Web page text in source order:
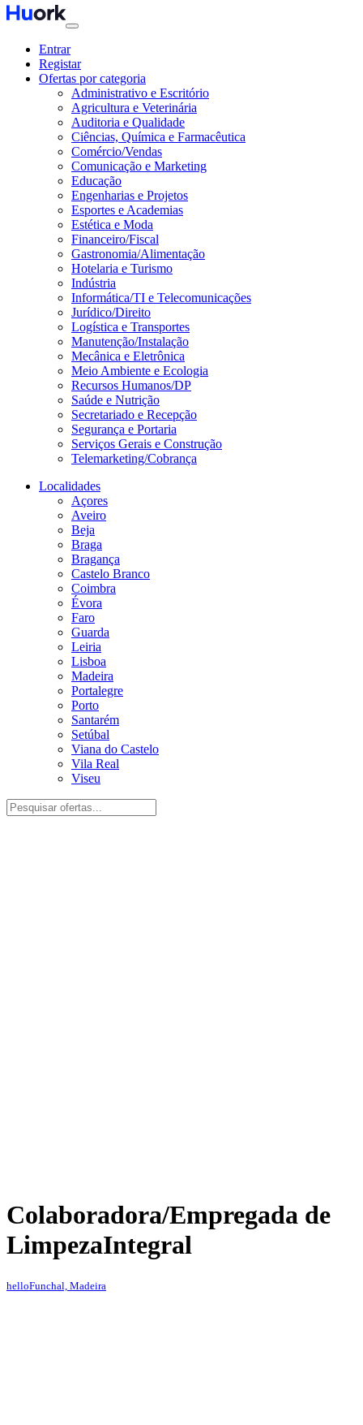
Entrar
Registar
Ofertas por categoria
Administrativo e Escritório
Agricultura e Veterinária
Auditoria e Qualidade
Ciências, Química e Farmacêutica
Comércio/Vendas
Comunicação e Marketing
Educação
Engenharias e Projetos
Esportes e Academias
Estética e Moda
Financeiro/Fiscal
Gastronomia/Alimentação
Hotelaria e Turismo
Indústria
Informática/TI e Telecomunicações
Jurídico/Direito
Logística e Transportes
Manutenção/Instalação
Mecânica e Eletrônica
Meio Ambiente e Ecologia
Recursos Humanos/DP
Saúde e Nutrição
Secretariado e Recepção
Segurança e Portaria
Serviços Gerais e Construção
Telemarketing/Cobrança
Localidades
Açores
Aveiro
Beja
Braga
Bragança
Castelo Branco
Coimbra
Évora
Faro
Guarda
Leiria
Lisboa
Madeira
Portalegre
Porto
Santarém
Setúbal
Viana do Castelo
Vila Real
Viseu
Colaboradora/Empregada de
LimpezaIntegral
helloFunchal, Madeira